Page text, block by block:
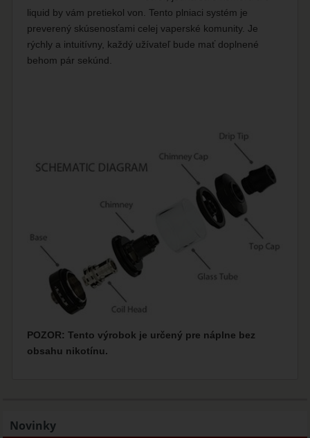
liquid by vám pretiekol von. Tento plniaci systém je
preverený skúsenosťami celej vaperské komunity. Je
rýchly a intuitívny, každý užívateľ bude mať doplnené
behom pár sekúnd.
POZOR: Tento výrobok je určený pre náplne bez
obsahu nikotínu.
Novinky